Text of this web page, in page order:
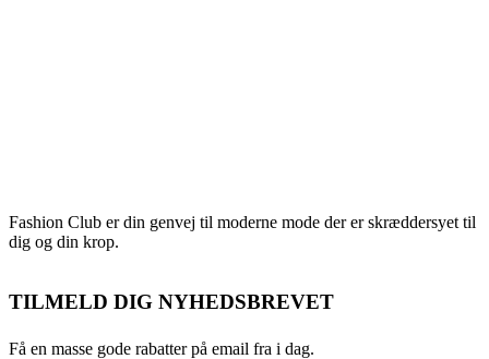
Fashion Club er din genvej til moderne mode der er skræddersyet til
dig og din krop.
TILMELD DIG NYHEDSBREVET
Få en masse gode rabatter på email fra i dag.